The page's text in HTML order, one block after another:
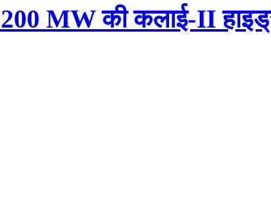
MW की कलाई-II